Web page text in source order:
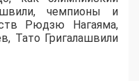
чемпионы и
Рюдзю Нагаяма,
Тато Григалашвили